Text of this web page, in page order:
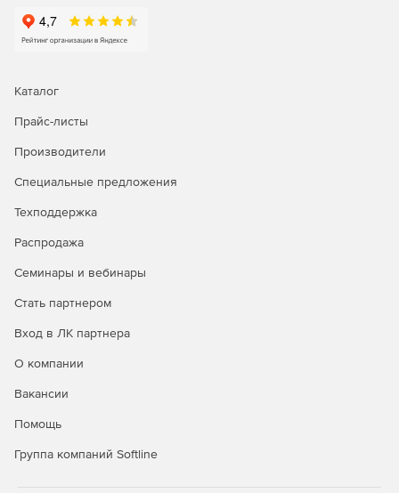
Каталог
Прайс-листы
Производители
Специальные предложения
Техподдержка
Распродажа
Семинары и вебинары
Стать партнером
Вход в ЛК партнера
О компании
Вакансии
Помощь
Группа компаний Softline